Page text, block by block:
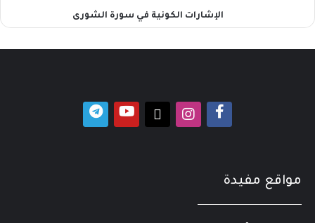
الإشارات الكونية في سورة الشورى
مواقع مفيدة